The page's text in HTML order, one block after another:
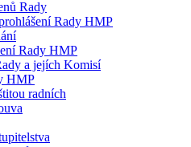
Rady
Rady HMP
Rady HMP
a jejích Komisí
HMP
radních